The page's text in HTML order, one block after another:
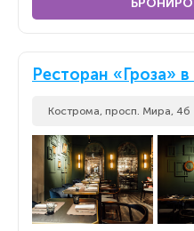
Ресторан «Гроза» в
Кострома, просп. Мира, 4б